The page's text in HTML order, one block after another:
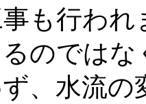
も行わ
のでは
、水流